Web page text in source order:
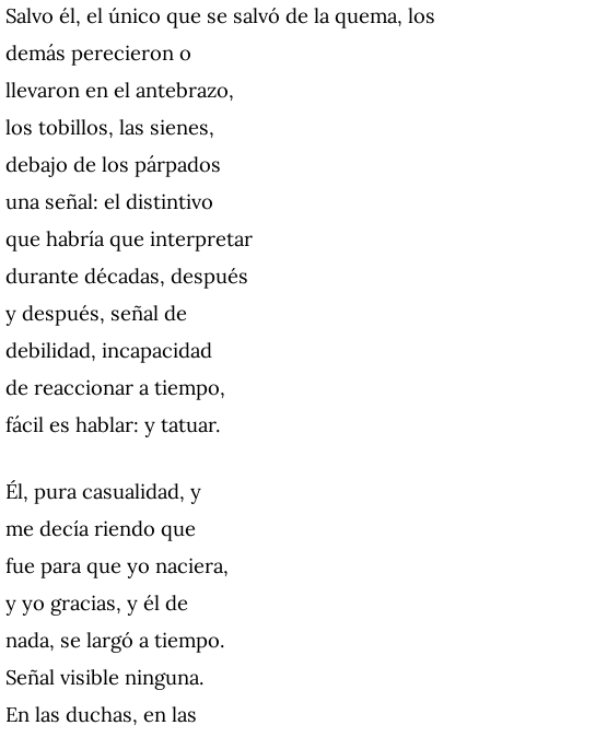
Salvo él, el único que se salvó de la quema, los
demás perecieron o
llevaron en el antebrazo,
los tobillos, las sienes,
debajo de los párpados
una señal: el distintivo
que habría que interpretar
durante décadas, después
y después, señal de
debilidad, incapacidad
de reaccionar a tiempo,
fácil es hablar: y tatuar.
Él, pura casualidad, y
me decía riendo que
fue para que yo naciera,
y yo gracias, y él de
nada, se largó a tiempo.
Señal visible ninguna.
En las duchas, en las